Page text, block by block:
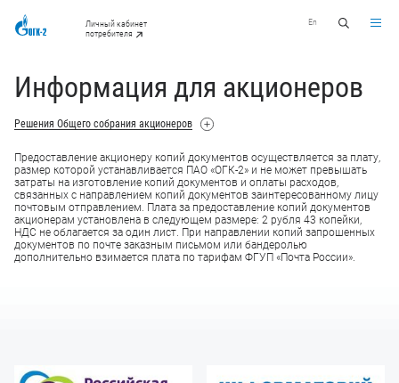
Личный кабинет
потребителя
En
Информация для акционеров
Решения Общего собрания акционеров
Предоставление акционеру копий документов осуществляется за плату,
размер которой устанавливается ПАО «ОГК-2» и не может превышать
затраты на изготовление копий документов и оплаты расходов,
связанных с направлением копий документов заинтересованному лицу
почтовым отправлением. Плата за предоставление копий документов
акционерам установлена в следующем размере: 2 рубля 43 копейки,
НДС не облагается за один лист. При направлении копий запрошенных
документов по почте заказным письмом или бандеролью
дополнительно взимается плата по тарифам ФГУП «Почта России».